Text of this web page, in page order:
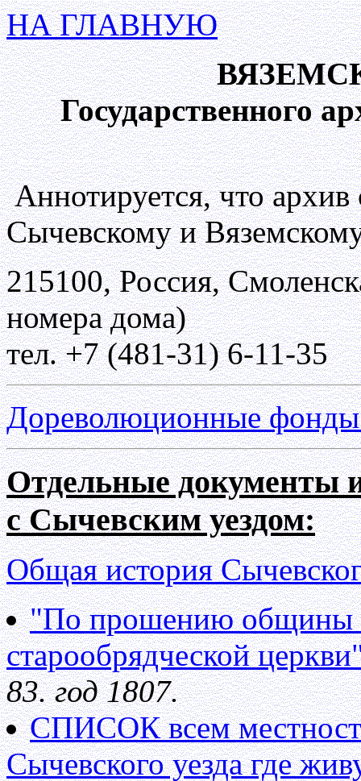
НА ГЛАВНУЮ
Государственного
Аннотируется, что
Сычевскому и
215100, Россия,
номера дома)
тел. +7 (481-31) 6-11-35
Дореволюционные
Отдельные документы
с Сычевским уездом:
Общая история
"По прошению общины
старообрядческой
83. год 1807.
СПИСОК всем
Сычевского уезда где